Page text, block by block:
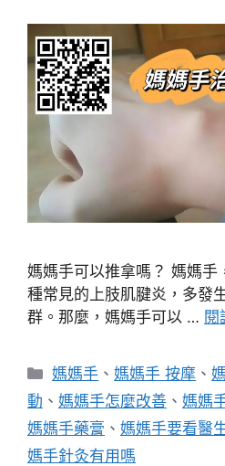
媽媽手可以推拿嗎？ 媽媽手
種常見的上肢肌腱炎，多發
群。那麼，媽媽手可以 … 閱
分
類
媽媽手 、媽媽手 按摩 、
動 、 媽媽手怎麼改善 、 媽媽
媽媽手藥膏 、 媽媽手要看醫
媽手針灸有用嗎